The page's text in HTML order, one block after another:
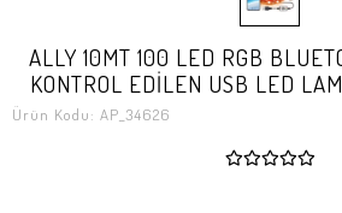
ALLY 10MT 100 LED RGB
KONTROL EDİLEN USB LED
Ürün Kodu: AP_34626